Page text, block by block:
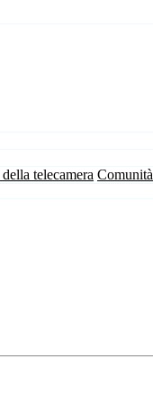
telecamera Comunità